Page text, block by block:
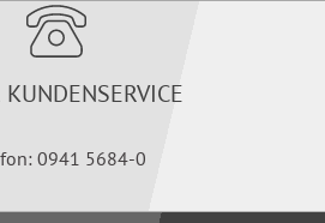
KUNDENSERVICE
0941 5684-0